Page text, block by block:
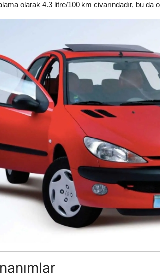
olarak 4.3 litre/100 km civarındadır, bu da